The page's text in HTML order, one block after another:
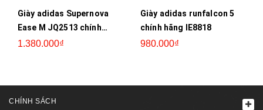
Giày adidas Supernova
Ease M JQ2513 chính
hãng
1.380.000₫
Giày adidas runfalcon 5
chính hãng IE8818
980.000₫
CHÍNH SÁCH